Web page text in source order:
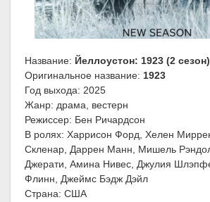
Название: Йеллоустон: 1923 (2 сезон)
Оригинальное название: 1923
Год выхода: 2025
Жанр: драма, вестерн
Режиссер: Бен Ричардсон
В ролях: Харрисон Форд, Хелен
Скленар, Даррен Манн, Мишель
Джерати, Амина Нивес, Джулия
Флинн, Джеймс Бэдж Дэйл
Страна: США